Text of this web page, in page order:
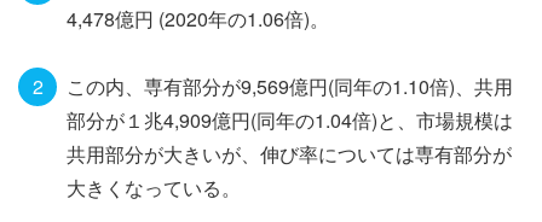
4,478億円 (2020年の1.06倍)。
この内、専有部分が9,569億円(同年の1.10倍)、共用
部分が１兆4,909億円(同年の1.04倍)と、市場規模は
共用部分が大きいが、伸び率については専有部分が
大きくなっている。